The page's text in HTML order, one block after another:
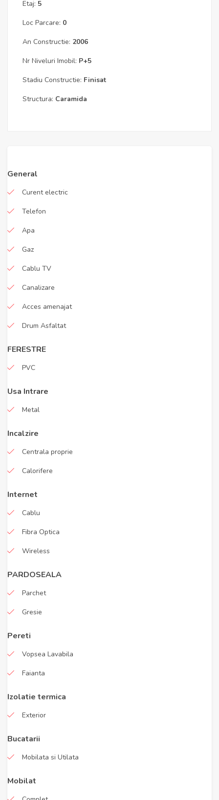
Etaj: 5
Loc Parcare: 0
An Constructie: 2006
Nr Niveluri Imobil: P+5
Stadiu Constructie: Finisat
Structura: Caramida
General
Curent electric
Telefon
Apa
Gaz
Cablu TV
Canalizare
Acces amenajat
Drum Asfaltat
FERESTRE
PVC
Usa Intrare
Metal
Incalzire
Centrala proprie
Calorifere
Internet
Cablu
Fibra Optica
Wireless
PARDOSEALA
Parchet
Gresie
Pereti
Vopsea Lavabila
Faianta
Izolatie termica
Exterior
Bucatarii
Mobilata si Utilata
Mobilat